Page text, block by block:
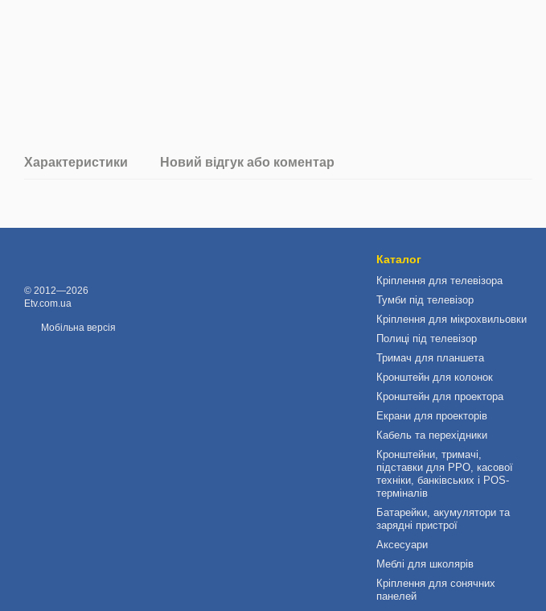
Характеристики Новий відгук або коментар
© 2012—2026
Etv.com.ua
Мобільна версія
Каталог
Кріплення для телевізора
Тумби під телевізор
Кріплення для мікрохвильовки
Полиці під телевізор
Тримач для планшета
Кронштейн для колонок
Кронштейн для проектора
Екрани для проекторів
Кабель та перехідники
Кронштейни, тримачі,
підставки для РРО, касової
техніки, банківських і POS-
терміналів
Батарейки, акумулятори та
зарядні пристрої
Аксесуари
Меблі для школярів
Кріплення для сонячних
панелей